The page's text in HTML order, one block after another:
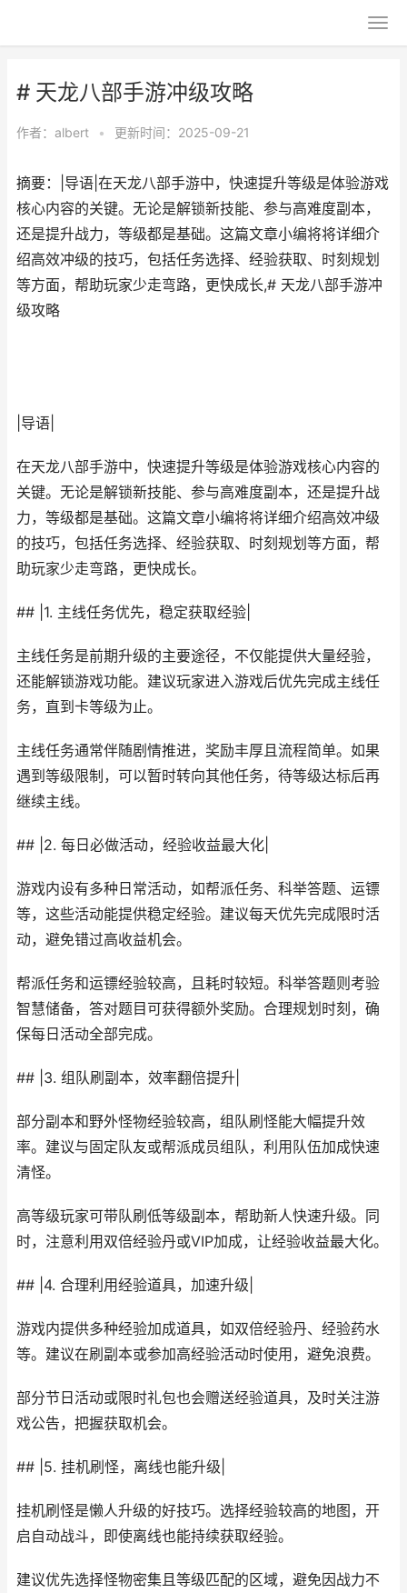
# 天龙八部手游冲级攻略
作者： albert • 更新时间：2025-09-21
摘要：|导语|在天龙八部手游中，快速提升等级是体验游戏
核心内容的关键。无论是解锁新技能、参与高难度副本，
还是提升战力，等级都是基础。这篇文章小编将将详细介
绍高效冲级的技巧，包括任务选择、经验获取、时刻规划
等方面，帮助玩家少走弯路，更快成长,# 天龙八部手游冲
级攻略
|导语|
在天龙八部手游中，快速提升等级是体验游戏核心内容的
关键。无论是解锁新技能、参与高难度副本，还是提升战
力，等级都是基础。这篇文章小编将将详细介绍高效冲级
的技巧，包括任务选择、经验获取、时刻规划等方面，帮
助玩家少走弯路，更快成长。
## |1. 主线任务优先，稳定获取经验|
主线任务是前期升级的主要途径，不仅能提供大量经验，
还能解锁游戏功能。建议玩家进入游戏后优先完成主线任
务，直到卡等级为止。
主线任务通常伴随剧情推进，奖励丰厚且流程简单。如果
遇到等级限制，可以暂时转向其他任务，待等级达标后再
继续主线。
## |2. 每日必做活动，经验收益最大化|
游戏内设有多种日常活动，如帮派任务、科举答题、运镖
等，这些活动能提供稳定经验。建议每天优先完成限时活
动，避免错过高收益机会。
帮派任务和运镖经验较高，且耗时较短。科举答题则考验
智慧储备，答对题目可获得额外奖励。合理规划时刻，确
保每日活动全部完成。
## |3. 组队刷副本，效率翻倍提升|
部分副本和野外怪物经验较高，组队刷怪能大幅提升效
率。建议与固定队友或帮派成员组队，利用队伍加成快速
清怪。
高等级玩家可带队刷低等级副本，帮助新人快速升级。同
时，注意利用双倍经验丹或VIP加成，让经验收益最大化。
## |4. 合理利用经验道具，加速升级|
游戏内提供多种经验加成道具，如双倍经验丹、经验药水
等。建议在刷副本或参加高经验活动时使用，避免浪费。
部分节日活动或限时礼包也会赠送经验道具，及时关注游
戏公告，把握获取机会。
## |5. 挂机刷怪，离线也能升级|
挂机刷怪是懒人升级的好技巧。选择经验较高的地图，开
启自动战斗，即使离线也能持续获取经验。
建议优先选择怪物密集且等级匹配的区域，避免因战力不